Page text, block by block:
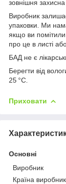
зовнішня
Виробник
упаковки. Ми
якщо ви помітили
про це в листі
БАД не є
Берегти від
25 °C.
Приховати
Основні
Виробник
Країна виробник